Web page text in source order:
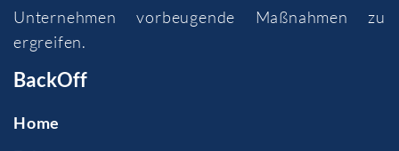
Unternehmen vorbeugende Maßnahmen zu
ergreifen.
BackOff
Home